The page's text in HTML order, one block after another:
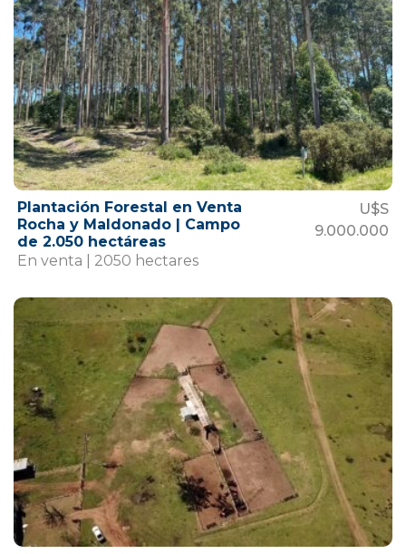
Plantación Forestal en Venta
Rocha y Maldonado | Campo
de 2.050 hectáreas
U$S
9.000.000
En venta | 2050 hectares